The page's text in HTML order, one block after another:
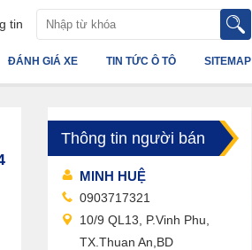
tin
SITEMAP
TIN TỨC Ô TÔ
ĐÁNH GIÁ XE
Thông tin người bán
MINH HUỆ
0903717321
10/9 QL13, P.Vinh Phu,
TX.Thuan An,BD